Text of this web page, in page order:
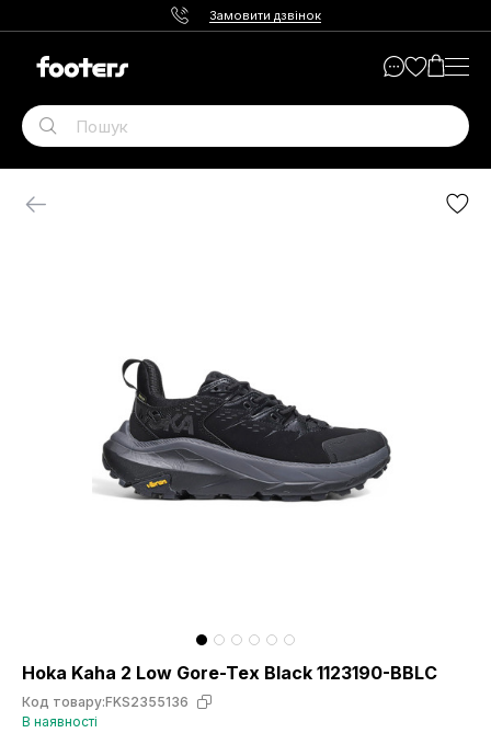
Замовити дзвінок
Hoka Kaha 2 Low Gore-Tex Black 1123190-BBLC
Код товару:FKS2355136
В наявності